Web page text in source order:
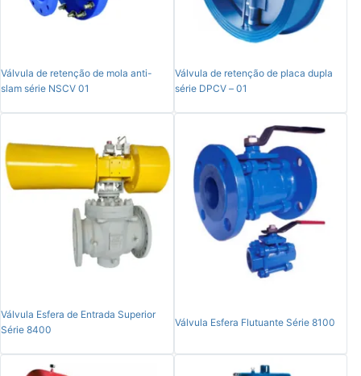
Válvula de retenção de mola anti-
slam série NSCV 01
Válvula de retenção de placa dupla
série DPCV – 01
Válvula Esfera de Entrada Superior
Série 8400
Válvula Esfera Flutuante Série 8100